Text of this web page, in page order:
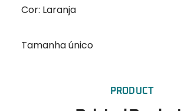
Cor: Laranja
Tamanha único
PRODUCT